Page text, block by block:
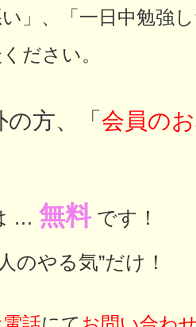
い」、「一日中勉強
ださい。
方、「 会員の
… 無料です！
のやる気”だけ！